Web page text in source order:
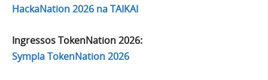
HackaNation 2026 na TAIKAI
Ingressos TokenNation 2026:
Sympla TokenNation 2026